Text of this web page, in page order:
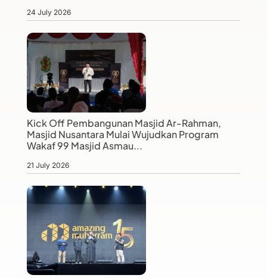
24 July 2026
Kick Off Pembangunan Masjid Ar-Rahman,
Masjid Nusantara Mulai Wujudkan Program
Wakaf 99 Masjid Asmau...
21 July 2026